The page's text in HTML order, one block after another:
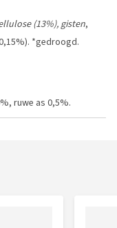
(13%), gisten,
*gedroogd.
ruwe as 0,5%.